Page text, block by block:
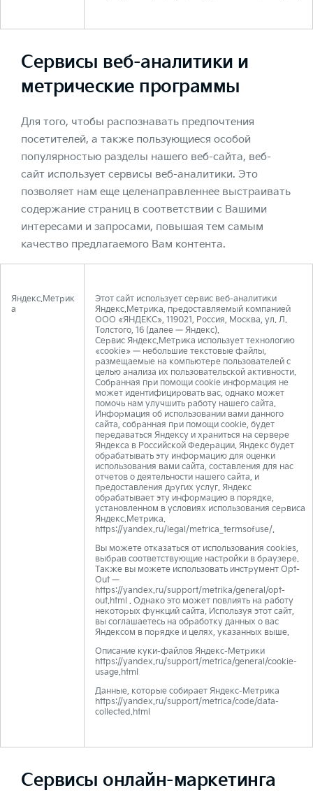
Сервисы веб-аналитики и
метрические программы
Для того, чтобы распознавать предпочтения
посетителей, а также пользующиеся особой
популярностью разделы нашего веб-сайта, веб-
сайт использует сервисы веб-аналитики. Это
позволяет нам еще целенаправленнее выстраивать
содержание страниц в соответствии с Вашими
интересами и запросами, повышая тем самым
качество предлагаемого Вам контента.
Яндекс.Метрик
а
Этот сайт использует сервис веб-аналитики
Яндекс.Метрика, предоставляемый компанией
ООО «ЯНДЕКС», 119021, Россия, Москва, ул. Л.
Толстого, 16 (далее — Яндекс).
Сервис Яндекс.Метрика использует технологию
«cookie» — небольшие текстовые файлы,
размещаемые на компьютере пользователей с
целью анализа их пользовательской активности.
Собранная при помощи cookie информация не
может идентифицировать вас, однако может
помочь нам улучшить работу нашего сайта.
Информация об использовании вами данного
сайта, собранная при помощи cookie, будет
передаваться Яндексу и храниться на сервере
Яндекса в Российской Федерации. Яндекс будет
обрабатывать эту информацию для оценки
использования вами сайта, составления для нас
отчетов о деятельности нашего сайта, и
предоставления других услуг. Яндекс
обрабатывает эту информацию в порядке,
установленном в условиях использования сервиса
Яндекс.Метрика.
https://yandex.ru/legal/metrica_termsofuse/.
Вы можете отказаться от использования cookies,
выбрав соответствующие настройки в браузере.
Также вы можете использовать инструмент Opt-
Out —
https://yandex.ru/support/metrika/general/opt-
out.html . Однако это может повлиять на работу
некоторых функций сайта. Используя этот сайт,
вы соглашаетесь на обработку данных о вас
Яндексом в порядке и целях, указанных выше.
Описание куки-файлов Яндекс-Метрики
https://yandex.ru/support/metrica/general/cookie-
usage.html
Данные, которые собирает Яндекс-Метрика
https://yandex.ru/support/metrica/code/data-
collected.html
Сервисы онлайн-маркетинга